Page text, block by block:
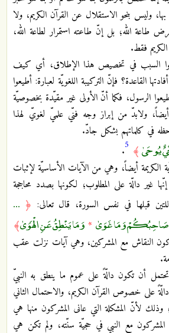
وليس بنحو الاستقلال عن القرآن الكريم، ولا
طاعة الله؛ بل إنّ طاعته استمرار لطاعة الله،
فقط.
السبب في تخصيص هذا الإطلاق، أي كيف
القاعدة؟ فإنّ التركيبة اللغويّة لعبارة: أطيعوا
الرسول، فكما أنّ الأولى غير مقيّدة بخصوصيّة
أيضاً، ولابدّ من إبراز وجه فنّي علميّ لغويّ لهذا
في كلماتهم بشكل جادّ.
يُوحَىٰ ﴾ 5
.
الكريمة أيضاً، وهي من الآيات الأساسيّة لإثبات
إنّها غير دالّة على المطلوب؛ لكونها بصدد محاججة
قبلها في نفس السورة، قال تعالى: ﴿ ...
وَمَا غَوَىٰ * وَمَا يَنْطِقُ عَنِ الْهَوَىٰ﴾
النقاش مع المشركين، وهي آيات نزلت عقب
أن تكون دالّةً على عموم ما ينطق به النبيّ
على خصوص القرآن الكريم، والاحتمال الثاني
وذلك لأنّ المشكلة التي عانى المشركون منها هي
المشركون مع النبي في حجيّة سنّته، ولم تكن هي